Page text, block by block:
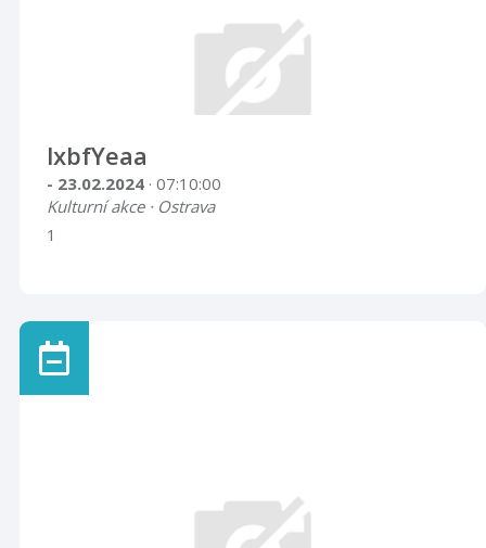
lxbfYeaa
- 23.02.2024 · 07:10:00
Kulturní akce · Ostrava
1